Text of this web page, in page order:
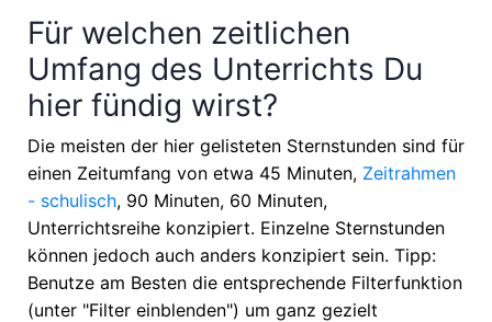
Für welchen zeitlichen
Umfang des Unterrichts Du
hier fündig wirst?
Die meisten der hier gelisteten Sternstunden sind für
einen Zeitumfang von etwa 45 Minuten, Zeitrahmen
- schulisch, 90 Minuten, 60 Minuten,
Unterrichtsreihe konzipiert. Einzelne Sternstunden
können jedoch auch anders konzipiert sein. Tipp:
Benutze am Besten die entsprechende Filterfunktion
(unter "Filter einblenden") um ganz gezielt